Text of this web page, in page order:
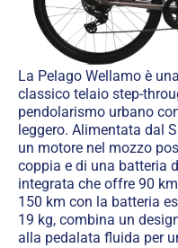
La Pelago Wellamo è
classico telaio step-
pendolarismo urbano
leggero. Alimentata dal
un motore nel mozzo
coppia e di una batteria
integrata che offre 90
150 km con la batteria
19 kg, combina un
alla pedalata fluida per